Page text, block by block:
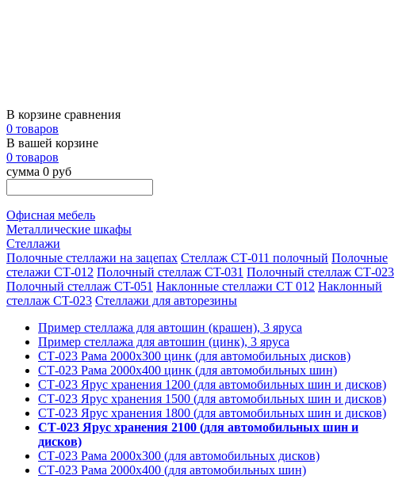
В корзине сравнения
0 товаров
В вашей корзине
0 товаров
сумма 0 руб
Офисная мебель
Металлические шкафы
Стеллажи
Полочные стеллажи на зацепах Стеллаж СТ-011 полочный Полочные
стелажи СТ-012 Полочный стеллаж CT-031 Полочный стеллаж СТ-023
Полочный стеллаж CT-051 Наклонные стеллажи СТ 012 Наклонный
стеллаж CT-023 Стеллажи для авторезины
Пример стеллажа для автошин (крашен), 3 яруса
Пример стеллажа для автошин (цинк), 3 яруса
СТ-023 Рама 2000х300 цинк (для автомобильных дисков)
СТ-023 Рама 2000х400 цинк (для автомобильных шин)
СТ-023 Ярус хранения 1200 (для автомобильных шин и дисков)
СТ-023 Ярус хранения 1500 (для автомобильных шин и дисков)
СТ-023 Ярус хранения 1800 (для автомобильных шин и дисков)
СТ-023 Ярус хранения 2100 (для автомобильных шин и
дисков)
СТ-023 Рама 2000х300 (для автомобильных дисков)
СТ-023 Рама 2000х400 (для автомобильных шин)